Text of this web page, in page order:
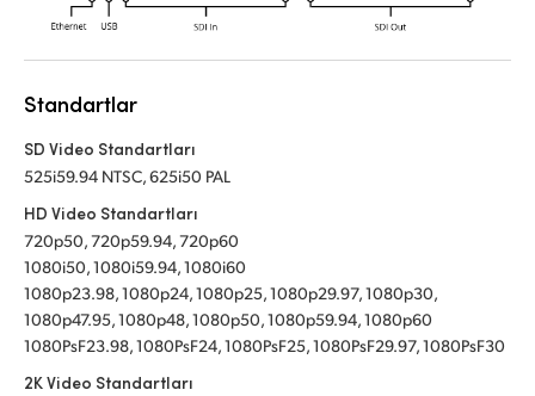
Standartlar
SD Video Standartları
525i59.94 NTSC, 625i50 PAL
HD Video Standartları
720p50, 720p59.94, 720p60
1080i50, 1080i59.94, 1080i60
1080p23.98, 1080p24, 1080p25, 1080p29.97, 1080p30,
1080p47.95, 1080p48, 1080p50, 1080p59.94, 1080p60
1080PsF23.98, 1080PsF24, 1080PsF25, 1080PsF29.97, 1080PsF30
2K Video Standartları